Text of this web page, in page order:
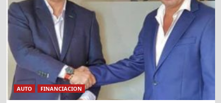
AUTO FINANCIACION